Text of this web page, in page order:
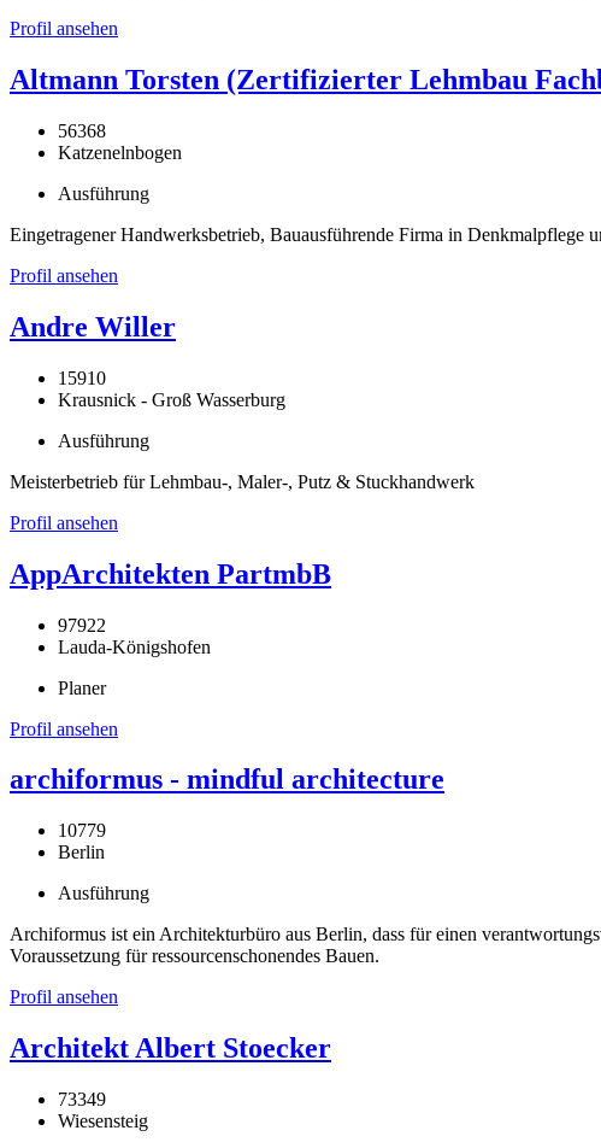
Profil ansehen
Altmann Torsten (Zertifizierter Lehmbau
56368
Katzenelnbogen
Ausführung
Eingetragener Handwerksbetrieb, Bauausführende Firma in Denkmalpflege
Profil ansehen
Andre Willer
15910
Krausnick - Groß Wasserburg
Ausführung
Meisterbetrieb für Lehmbau-, Maler-, Putz & Stuckhandwerk
Profil ansehen
AppArchitekten PartmbB
97922
Lauda-Königshofen
Planer
Profil ansehen
archiformus - mindful architecture
10779
Berlin
Ausführung
Archiformus ist ein Architekturbüro aus Berlin, dass für einen
Voraussetzung für ressourcenschonendes Bauen.
Profil ansehen
Architekt Albert Stoecker
73349
Wiesensteig